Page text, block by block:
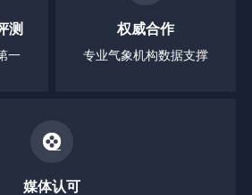
测
一
权威合作
专业气象机构数据支撑
媒体认可